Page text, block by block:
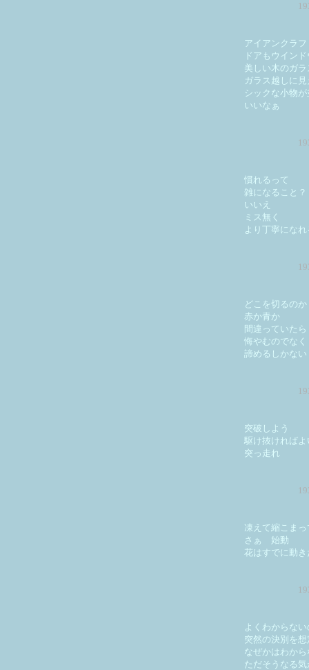
アイアンクラ
ドアもウイン
美しい木のガラ
ガラス越しに
シックな小物が
いいなぁ
慣れるって
雑になること？
いいえ
ミス無く
より丁寧にな
どこを切るのか
赤か青か
間違っていたら
悔やむのでなく
諦めるしかない
突破しよう
駆け抜ければよ
突っ走れ
凍えて縮こまっ
さぁ 始動
花はすでに動
よくわからな
突然の決別を
なぜかはわから
ただそうなる